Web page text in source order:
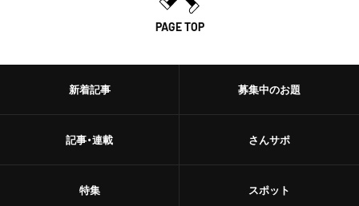
PAGE TOP
新着記事
記事・連載
特集
募集中のお題
さんサポ
スポット